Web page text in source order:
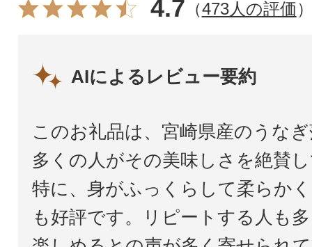
4.7 （473人の評価
AIによるレビュー要約
このお礼品は、宮崎県産のうな
多くの人がその美味しさを絶賛
特に、身がふっくらして柔らか
も好評です。リピートする人も